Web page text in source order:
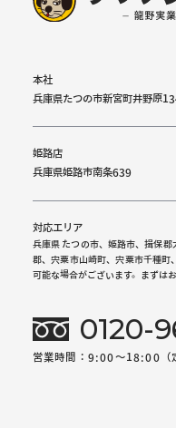
本社
兵庫県たつの市新宮町井野原
姫路店
兵庫県姫路市南条639
対応エリア
兵庫県 たつの市、姫路市、揖保
郡、宍粟市山崎町、宍粟市千種町
可能な場合がございます。まずは
0120-
営業時間：9:00～18:00（